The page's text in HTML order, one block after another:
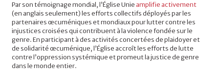
Par son témoignage mondial, l’Église Unie amplifie activement
(en anglais seulement) les efforts collectifs déployés par les
partenaires œcuméniques et mondiaux pour lutter contre les
injustices croisées qui contribuent à la violence fondée sur le
genre. En participant à des activités concertées de plaidoyer et
de solidarité œcuménique, l’Église accroît les efforts de lutte
contre l’oppression systémique et promeut la justice de genre
dans le monde entier.